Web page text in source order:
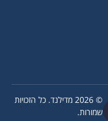
© 2026 מדילנד. כל הזכויות
שמורות.